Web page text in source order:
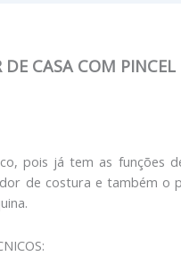
DE CASA COM PINCEL
pois já tem as funções
de costura e também o